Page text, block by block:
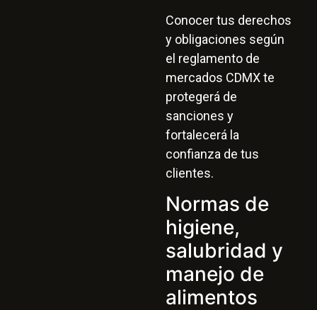
Conocer tus derechos
y obligaciones según
el reglamento de
mercados CDMX te
protegerá de
sanciones y
fortalecerá la
confianza de tus
clientes.
Normas de
higiene,
salubridad y
manejo de
alimentos